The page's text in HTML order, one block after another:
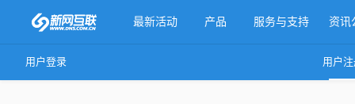
最新活动 产品 服务与支持 资讯
更多产品
用户登录 用户